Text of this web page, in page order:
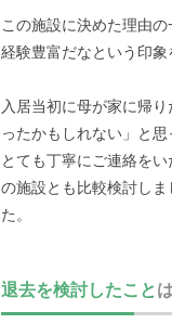
この施設に決めた理由
経験豊富だなという印象
入居当初に母が家に帰
ったかもしれない」と
とても丁寧にご連絡を
の施設とも比較検討し
た。
が届きやすいこの施設の
退去を検討したこと